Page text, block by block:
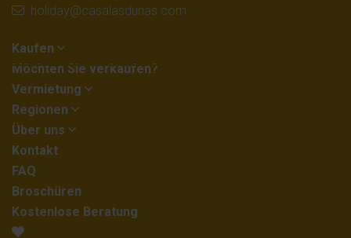
holiday@casalasdunas.com
Kaufen
Möchten Sie verkaufen?
Vermietung
Regionen
Über uns
Kontakt
FAQ
Broschüren
Kostenlose Beratung